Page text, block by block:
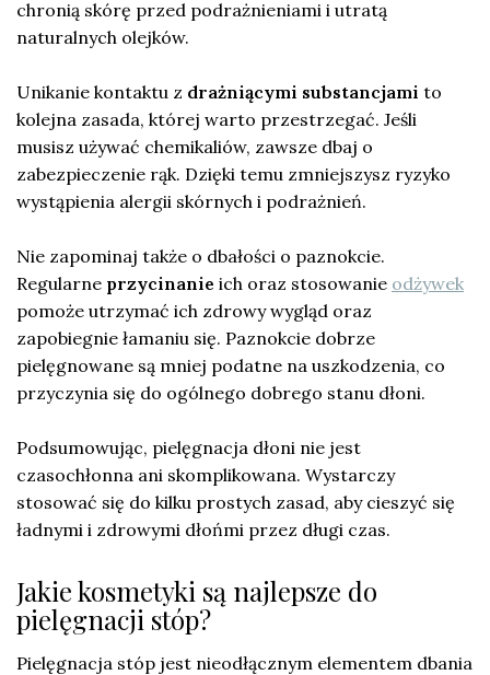
chronią skórę przed podrażnieniami i utratą
naturalnych olejków.
Unikanie kontaktu z drażniącymi substancjami to
kolejna zasada, której warto przestrzegać. Jeśli
musisz używać chemikaliów, zawsze dbaj o
zabezpieczenie rąk. Dzięki temu zmniejszysz ryzyko
wystąpienia alergii skórnych i podrażnień.
Nie zapominaj także o dbałości o paznokcie.
Regularne przycinanie ich oraz stosowanie odżywek
pomoże utrzymać ich zdrowy wygląd oraz
zapobiegnie łamaniu się. Paznokcie dobrze
pielęgnowane są mniej podatne na uszkodzenia, co
przyczynia się do ogólnego dobrego stanu dłoni.
Podsumowując, pielęgnacja dłoni nie jest
czasochłonna ani skomplikowana. Wystarczy
stosować się do kilku prostych zasad, aby cieszyć się
ładnymi i zdrowymi dłońmi przez długi czas.
Jakie kosmetyki są najlepsze do
pielęgnacji stóp?
Pielęgnacja stóp jest nieodłącznym elementem dbania